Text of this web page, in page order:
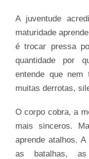
A juventude
maturidade
é trocar pressa
quantidade por
entende que
muitas derrotas,
O corpo cobra, a
mais sinceros.
aprende atalhos.
as batalhas, as